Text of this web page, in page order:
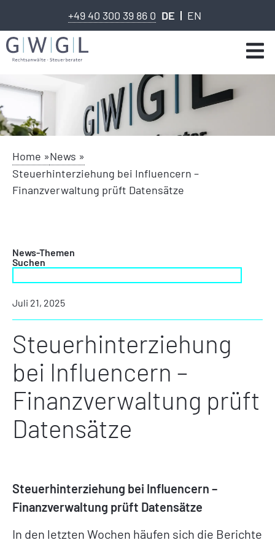
+49 40 300 39 86 0 DE EN
Home »News »
Steuerhinterziehung bei Influencern –
Finanzverwaltung prüft Datensätze
News-Themen
Suchen
Juli 21, 2025
Steuerhinterziehung
bei Influencern –
Finanzverwaltung prüft
Datensätze
Steuerhinterziehung bei Influencern –
Finanzverwaltung prüft Datensätze
In den letzten Wochen häufen sich die Berichte